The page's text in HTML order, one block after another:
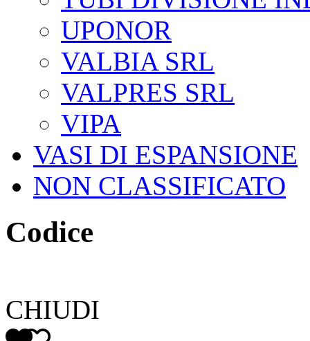
UPONOR
VALBIA SRL
VALPRES SRL
VIPA
VASI DI ESPANSIONE
NON CLASSIFICATO
Codice
CHIUDI